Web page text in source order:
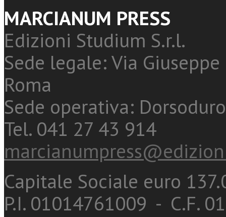
MARCIANUM PRESS
Edizioni Studium S.r.l.
Sede legale: Via
Roma
Sede operativa:
Tel. 041 27 43 914
Capitale Sociale euro
P.I. 01014761009 - C.F.